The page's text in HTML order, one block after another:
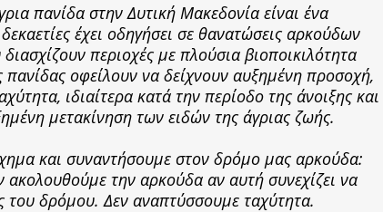
πανίδα στην Δυτική Μακεδονία είναι ένα
έχει οδηγήσει σε θανατώσεις αρκούδων
περιοχές με πλούσια βιοποικιλότητα
πανίδας οφείλουν να δείχνουν αυξημένη προσοχή,
ιδιαίτερα κατά την περίοδο της άνοιξης και
μετακίνηση των ειδών της άγριας ζωής.
και συναντήσουμε στον δρόμο μας αρκούδα:
την αρκούδα αν αυτή συνεχίζει να
του δρόμου. Δεν αναπτύσσουμε ταχύτητα.